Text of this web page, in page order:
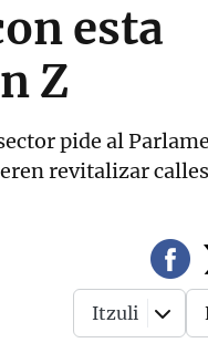
esta
Z
pide al
revitalizar
Itzuli